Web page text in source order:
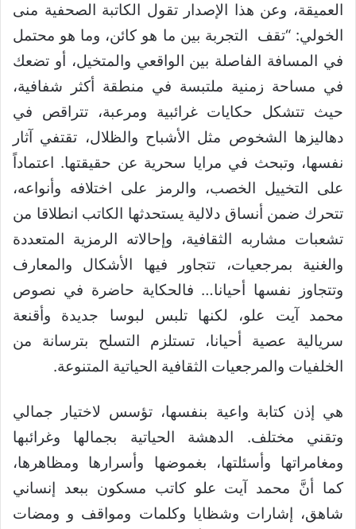
العميقة، وعن هذا الإصدار تقول الكاتبة الصحفية منى
الخولي: “تقف التجربة بين ما هو كائن، وما هو محتمل
في المسافة الفاصلة بين الواقعي والمتخيل، أو تضعك
في مساحة زمنية ملتبسة في منطقة أكثر شفافية،
حيث تتشكل حكايات غرائبية ومرعبة، تتراقص في
دهاليزها الشخوص مثل الأشباح والظلال، تقتفي آثار
نفسها، وتبحث في مرايا سحرية عن حقيقتها. اعتماداً
على التخييل الخصب، والرمز على اختلافه وأنواعه،
تتحرك ضمن أنساق دلالية يستحدثها الكاتب انطلاقا من
تشعبات مشاربه الثقافية، وإحالاته الرمزية المتعددة
والغنية بمرجعيات، تتجاور فيها الأشكال والمعارف
وتتجاوز نفسها أحيانا… فالحكاية حاضرة في نصوص
محمد آيت علو، لكنها تلبس لبوسا جديدة وأقنعة
سريالية عصية أحيانا، تستلزم التسلح بترسانة من
الخلفيات والمرجعيات الثقافية الحياتية المتنوعة.
هي إذن كتابة واعية بنفسها، تؤسس لاختيار جمالي
وتقني مختلف. الدهشة الحياتية بجمالها وغرائبها
ومغامراتها وأسئلتها، بغموضها وأسرارها ومظاهرها،
كما أنَّ محمد آيت علو كاتب مسكون ببعد إنساني
شاهق، إشارات وشظايا وكلمات ومواقف و ومضات